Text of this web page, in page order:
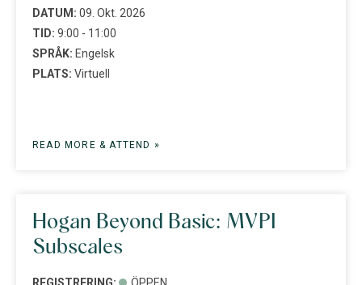
DATUM: 09. Okt. 2026
TID: 9:00 - 11:00
SPRÅK: Engelsk
PLATS: Virtuell
READ MORE & ATTEND »
Hogan Beyond Basic: MVPI
Subscales